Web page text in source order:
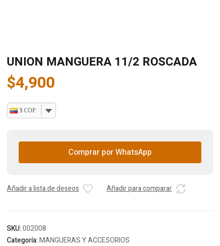
UNION MANGUERA 11/2 ROSCADA
$4,900
$ COP
Comprar por WhatsApp
Añadir a lista de deseos Añadir para comparar
SKU:002008
Categoría:MANGUERAS Y ACCESORIOS